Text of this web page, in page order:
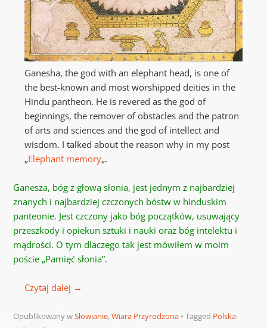
Ganesha, the god with an elephant head, is one of
the best-known and most worshipped deities in the
Hindu pantheon. He is revered as the god of
beginnings, the remover of obstacles and the patron
of arts and sciences and the god of intellect and
wisdom. I talked about the reason why in my post
„Elephant memory„.
Ganesza, bóg z głową słonia, jest jednym z najbardziej
znanych i najbardziej czczonych bóstw w hinduskim
panteonie. Jest czczony jako bóg początków, usuwający
przeszkody i opiekun sztuki i nauki oraz bóg intelektu i
mądrości. O tym dlaczego tak jest mówiłem w moim
poście „Pamięć słonia”.
Czytaj dalej →
Opublikowany wSłowianie,Wiara Przyrodzona Tagged Polska-